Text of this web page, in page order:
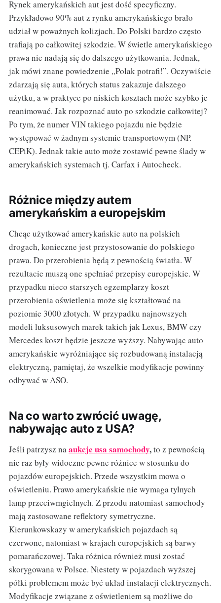
Rynek amerykańskich aut jest dość specyficzny.
Przykładowo 90% aut z rynku amerykańskiego brało
udział w poważnych kolizjach. Do Polski bardzo często
trafiają po całkowitej szkodzie. W świetle amerykańskiego
prawa nie nadają się do dalszego użytkowania. Jednak,
jak mówi znane powiedzenie „Polak potrafi!”. Oczywiście
zdarzają się auta, których status zakazuje dalszego
użytku, a w praktyce po niskich kosztach może szybko je
reanimować. Jak rozpoznać auto po szkodzie całkowitej?
Po tym, że numer VIN takiego pojazdu nie będzie
występować w żadnym systemie transportowym (NP.
CEPiK). Jednak takie auto może zostawić pewne ślady w
amerykańskich systemach tj. Carfax i Autocheck.
Różnice między autem
amerykańskim a europejskim
Chcąc użytkować amerykańskie auto na polskich
drogach, konieczne jest przystosowanie do polskiego
prawa. Do przerobienia będą z pewnością światła. W
rezultacie muszą one spełniać przepisy europejskie. W
przypadku nieco starszych egzemplarzy koszt
przerobienia oświetlenia może się kształtować na
poziomie 3000 złotych. W przypadku najnowszych
modeli luksusowych marek takich jak Lexus, BMW czy
Mercedes koszt będzie jeszcze wyższy. Nabywając auto
amerykańskie wyróżniające się rozbudowaną instalacją
elektryczną, pamiętaj, że wszelkie modyfikacje powinny
odbywać w ASO.
Na co warto zwrócić uwagę,
nabywając auto z USA?
Jeśli patrzysz naaukcje usa samochody,to z pewnością
nie raz były widoczne pewne różnice w stosunku do
pojazdów europejskich. Przede wszystkim mowa o
oświetleniu. Prawo amerykańskie nie wymaga tylnych
lamp przeciwmgielnych. Z przodu natomiast samochody
mają zastosowane reflektory symetryczne.
Kierunkowskazy w amerykańskich pojazdach są
czerwone, natomiast w krajach europejskich są barwy
pomarańczowej. Taka różnica również musi zostać
skorygowana w Polsce. Niestety w pojazdach wyższej
półki problemem może być układ instalacji elektrycznych.
Modyfikacje związane z oświetleniem są możliwe do